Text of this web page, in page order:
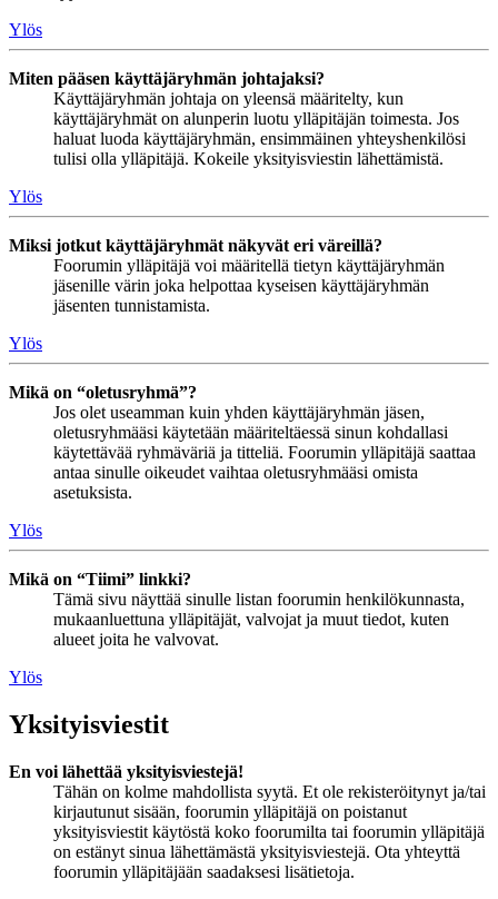
Ylös
Miten pääsen käyttäjäryhmän johtajaksi?
Käyttäjäryhmän johtaja on yleensä määritelty, kun
käyttäjäryhmät on alunperin luotu ylläpitäjän toimesta. Jos
haluat luoda käyttäjäryhmän, ensimmäinen yhteyshenkilösi
tulisi olla ylläpitäjä. Kokeile yksityisviestin lähettämistä.
Ylös
Miksi jotkut käyttäjäryhmät näkyvät eri väreillä?
Foorumin ylläpitäjä voi määritellä tietyn käyttäjäryhmän
jäsenille värin joka helpottaa kyseisen käyttäjäryhmän
jäsenten tunnistamista.
Ylös
Mikä on “oletusryhmä”?
Jos olet useamman kuin yhden käyttäjäryhmän jäsen,
oletusryhmääsi käytetään määriteltäessä sinun kohdallasi
käytettävää ryhmäväriä ja titteliä. Foorumin ylläpitäjä saattaa
antaa sinulle oikeudet vaihtaa oletusryhmääsi omista
asetuksista.
Ylös
Mikä on “Tiimi” linkki?
Tämä sivu näyttää sinulle listan foorumin henkilökunnasta,
mukaanluettuna ylläpitäjät, valvojat ja muut tiedot, kuten
alueet joita he valvovat.
Ylös
Yksityisviestit
En voi lähettää yksityisviestejä!
Tähän on kolme mahdollista syytä. Et ole rekisteröitynyt ja/tai
kirjautunut sisään, foorumin ylläpitäjä on poistanut
yksityisviestit käytöstä koko foorumilta tai foorumin ylläpitäjä
on estänyt sinua lähettämästä yksityisviestejä. Ota yhteyttä
foorumin ylläpitäjään saadaksesi lisätietoja.